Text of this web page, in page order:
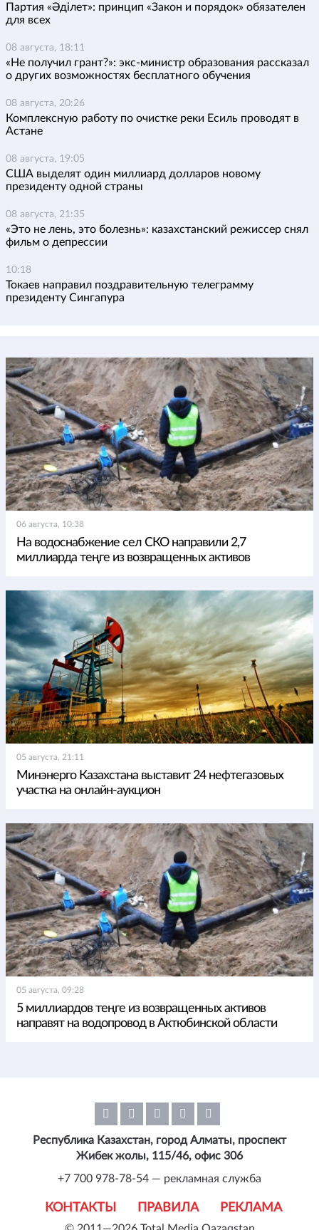
Партия «Әділет»: принцип «Закон и порядок» обязателен
для всех
08 августа, 18:11
«Не получил грант?»: экс-министр образования рассказал
о других возможностях бесплатного обучения
08 августа, 20:26
Комплексную работу по очистке реки Есиль проводят в
Астане
08 августа, 19:05
США выделят один миллиард долларов новому
президенту одной страны
08 августа, 21:35
«Это не лень, это болезнь»: казахстанский режиссер снял
фильм о депрессии
10:18
Токаев направил поздравительную телеграмму
президенту Сингапура
06 августа, 10:38
На водоснабжение сел СКО направили 2,7
миллиарда теңге из возвращенных активов
05 августа, 21:11
Минэнерго Казахстана выставит 24 нефтегазовых
участка на онлайн-аукцион
05 августа, 09:28
5 миллиардов теңге из возвращенных активов
направят на водопровод в Актюбинской области
КОНТАКТЫ ПРАВИЛА РЕКЛАМА
Республика Казахстан, город Алматы, проспект
Жибек жолы, 115/46, офис 306
+7 700 978-78-54 — рекламная служба